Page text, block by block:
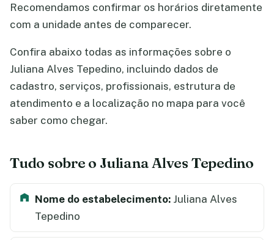
Recomendamos confirmar os horários diretamente
com a unidade antes de comparecer.
Confira abaixo todas as informações sobre o
Juliana Alves Tepedino, incluindo dados de
cadastro, serviços, profissionais, estrutura de
atendimento e a localização no mapa para você
saber como chegar.
Tudo sobre o Juliana Alves Tepedino
Nome do estabelecimento: Juliana Alves
Tepedino